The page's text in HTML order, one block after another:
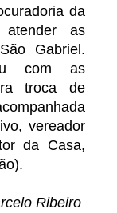
da
as
Gabriel.
com as
troca de
vereador
da Casa,
Ribeiro